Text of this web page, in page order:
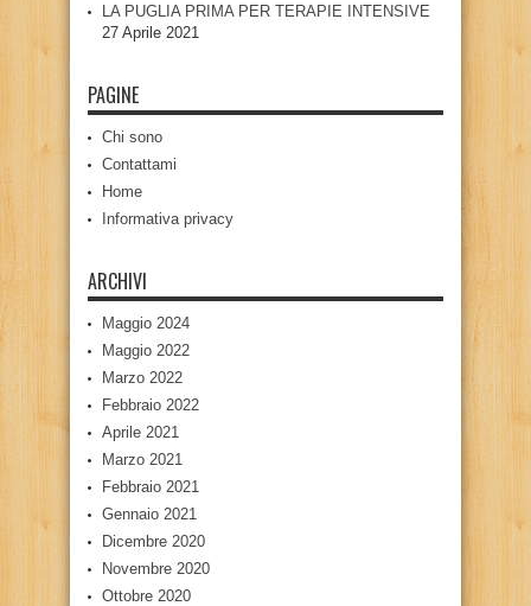
LA PUGLIA PRIMA PER TERAPIE INTENSIVE
27 Aprile 2021
PAGINE
Chi sono
Contattami
Home
Informativa privacy
ARCHIVI
Maggio 2024
Maggio 2022
Marzo 2022
Febbraio 2022
Aprile 2021
Marzo 2021
Febbraio 2021
Gennaio 2021
Dicembre 2020
Novembre 2020
Ottobre 2020